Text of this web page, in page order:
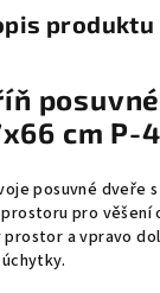
produktu
cm P-
posuvné dveře
pro věšení
a vpravo